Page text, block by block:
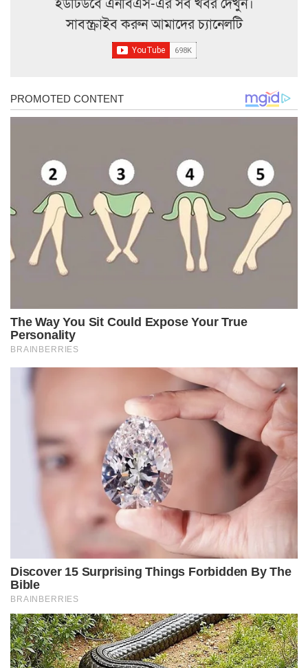
ইউটিউবে এনবিএস-এর সব খবর দেখুন।
সাবস্ক্রাইব করুন আমাদের চ্যানেলটি